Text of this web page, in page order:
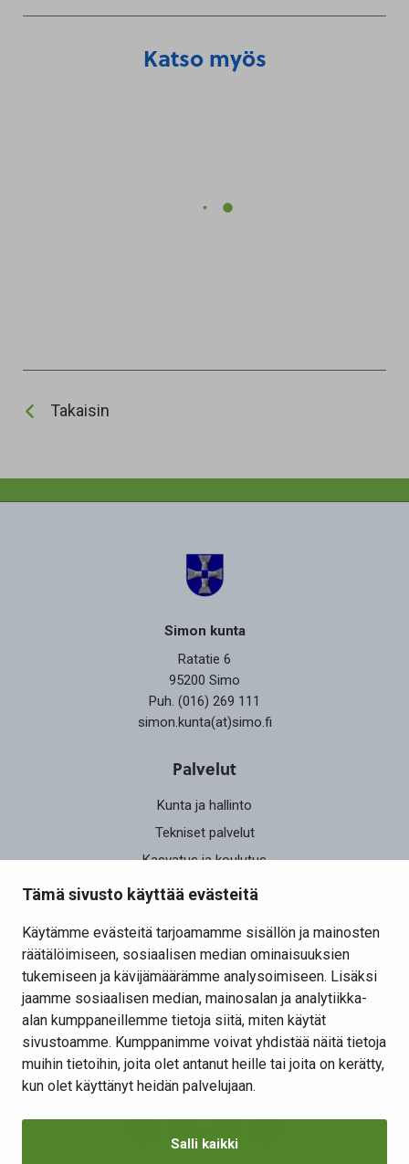
Tämä sivusto käyttää evästeitä
Käytämme evästeitä tarjoamamme sisällön ja mainosten
räätälöimiseen, sosiaalisen median ominaisuuksien
tukemiseen ja kävijämäärämme analysoimiseen. Lisäksi
jaamme sosiaalisen median, mainosalan ja analytiikka-
alan kumppaneillemme tietoja siitä, miten käytät
sivustoamme. Kumppanimme voivat yhdistää näitä tietoja
muihin tietoihin, joita olet antanut heille tai joita on kerätty,
kun olet käyttänyt heidän palvelujaan.
Salli kaikki
Katso myös
Takaisin
Simon kunta
Ratatie 6
95200 Simo
Puh. (016) 269 111
simon.kunta(at)simo.fi
Palvelut
Kunta ja hallinto
Tekniset palvelut
Kasvatus ja koulutus
Elinvoima
Osallistu ja vaikuta
Kansalaisaloite
Lomakkeet
Tietosuojaseloste